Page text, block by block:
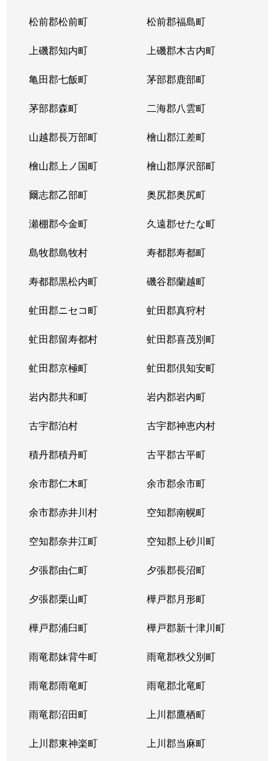
松前郡松前町 松前郡福島町
上磯郡知内町 上磯郡木古内町
亀田郡七飯町 茅部郡鹿部町
茅部郡森町 二海郡八雲町
山越郡長万部町 檜山郡江差町
檜山郡上ノ国町 檜山郡厚沢部町
爾志郡乙部町 奥尻郡奥尻町
瀬棚郡今金町 久遠郡せたな町
島牧郡島牧村 寿都郡寿都町
寿都郡黒松内町 磯谷郡蘭越町
虻田郡ニセコ町 虻田郡真狩村
虻田郡留寿都村 虻田郡喜茂別町
虻田郡京極町 虻田郡倶知安町
岩内郡共和町 岩内郡岩内町
古宇郡泊村 古宇郡神恵内村
積丹郡積丹町 古平郡古平町
余市郡仁木町 余市郡余市町
余市郡赤井川村 空知郡南幌町
空知郡奈井江町 空知郡上砂川町
夕張郡由仁町 夕張郡長沼町
夕張郡栗山町 樺戸郡月形町
樺戸郡浦臼町 樺戸郡新十津川町
雨竜郡妹背牛町 雨竜郡秩父別町
雨竜郡雨竜町 雨竜郡北竜町
雨竜郡沼田町 上川郡鷹栖町
上川郡東神楽町 上川郡当麻町